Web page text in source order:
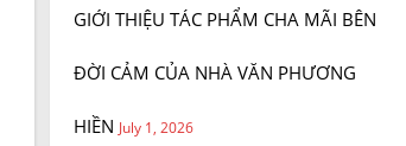
GIỚI THIỆU TÁC PHẨM CHA MÃI BÊN
ĐỜI CẢM CỦA NHÀ VĂN PHƯƠNG
HIỀN July 1, 2026